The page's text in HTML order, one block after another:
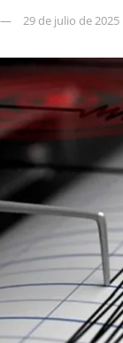
29 de julio de 2025